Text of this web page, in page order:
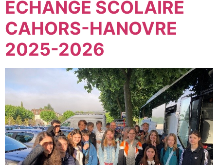
ECHANGE SCOLAIRE
CAHORS-HANOVRE
2025-2026